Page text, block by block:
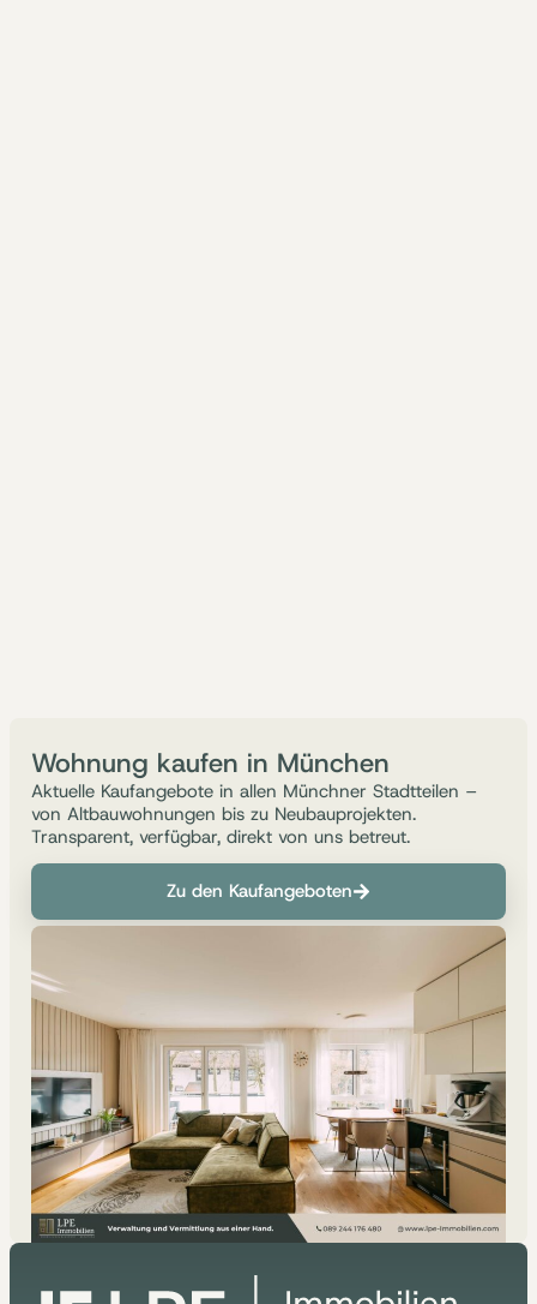
Wohnung kaufen in München
Aktuelle Kaufangebote in allen Münchner Stadtteilen –
von Altbauwohnungen bis zu Neubauprojekten.
Transparent, verfügbar, direkt von uns betreut.
Zu den Kaufangeboten